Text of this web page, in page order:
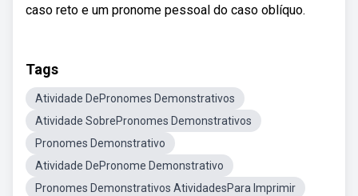
caso reto e um pronome pessoal do caso oblíquo.
Tags
Atividade DePronomes Demonstrativos
Atividade SobrePronomes Demonstrativos
Pronomes Demonstrativo
Atividade DePronome Demonstrativo
Pronomes Demonstrativos AtividadesPara Imprimir